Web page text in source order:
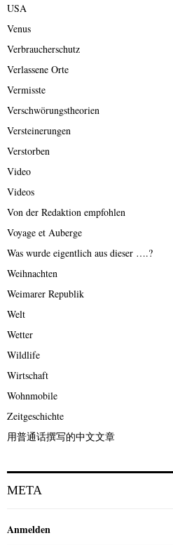
USA
Venus
Verbraucherschutz
Verlassene Orte
Vermisste
Verschwörungstheorien
Versteinerungen
Verstorben
Video
Videos
Von der Redaktion empfohlen
Voyage et Auberge
Was wurde eigentlich aus dieser ….?
Weihnachten
Weimarer Republik
Welt
Wetter
Wildlife
Wirtschaft
Wohnmobile
Zeitgeschichte
用普通话撰写的中文文章
META
Anmelden